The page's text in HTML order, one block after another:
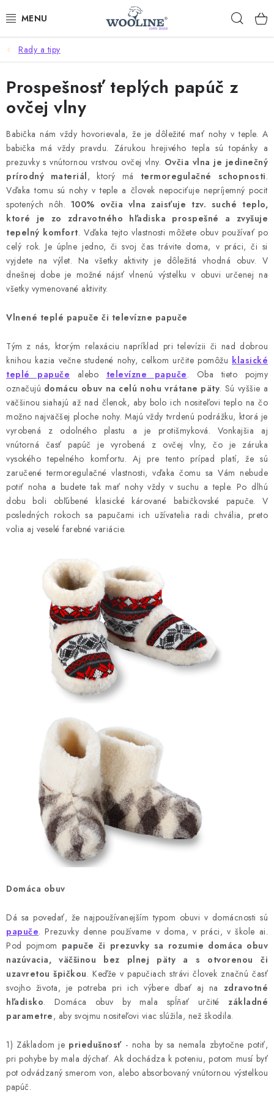
na
AKCIE
OBLEČENIE Z VLNY
OBUV
DOMOV A SPANIE
SAUNA A ZDRAVIE
ZÁHRADA
Dodanie tovaru a ceny za doručenie
Hodnotenie obchodu
Kontakty
Odmeny pre našich zákazníkov Moja objednávka
Rady a tipy
Prospešnosť teplých papúč z
ovčej vlny
Babička nám vždy hovorievala, že je dôležité mať nohy v teple. A
babička má vždy pravdu. Zárukou hrejivého tepla sú topánky a
prezuvky s vnútornou vrstvou ovčej vlny. Ovčia vlna je jedinečný
prírodný materiál, ktorý má termoregulačné schopnosti.
Vďaka tomu sú nohy v teple a človek nepociťuje nepríjemný pocit
spotených nôh. 100% ovčia vlna zaisťuje tzv. suché teplo,
ktoré je zo zdravotného hľadiska prospešné a zvyšuje
tepelný komfort. Vďaka tejto vlastnosti môžete obuv používať po
celý rok. Je úplne jedno, či svoj čas trávite doma, v práci, či si
vyjdete na výlet. Na všetky aktivity je dôležitá vhodná obuv. V
dnešnej dobe je možné nájsť vlnenú výstelku v obuvi určenej na
všetky vymenované aktivity.
Vlnené teplé papuče či televízne papuče
Tým z nás, ktorým relaxáciu napríklad pri televízii či nad dobrou
knihou kazia večne studené nohy, celkom určite pomôžu klasické
teplé papuče alebo televízne papuče. Oba tieto pojmy
označujú domácu obuv na celú nohu vrátane päty. Sú vyššie a
väčšinou siahajú až nad členok, aby bolo ich nositeľovi teplo na čo
možno najväčšej ploche nohy. Majú vždy tvrdenú podrážku, ktorá je
vyrobená z odolného plastu a je protišmyková. Vonkajšia aj
vnútorná časť papúč je vyrobená z ovčej vlny, čo je záruka
vysokého tepelného komfortu. Aj pre tento prípad platí, že sú
zaručené termoregulačné vlastnosti, vďaka čomu sa Vám nebude
potiť noha a budete tak mať nohy vždy v suchu a teple. Po dlhú
dobu boli obľúbené klasické kárované babičkovské papuče. V
posledných rokoch sa papučami ich užívatelia radi chvália, preto
volia aj veselé farebné variácie.
Domáca obuv
Dá sa povedať, že najpoužívanejším typom obuvi v domácnosti sú
papuče. Prezuvky denne používame v doma, v práci, v škole ai.
Pod pojmom papuče či prezuvky sa rozumie domáca obuv
nazúvacia, väčšinou bez plnej päty a s otvorenou či
uzavretou špičkou. Keďže v papučiach strávi človek značnú časť
svojho života, je potreba pri ich výbere dbať aj na zdravotné
hľadisko. Domáca obuv by mala spĺňať určité základné
parametre, aby svojmu nositeľovi viac slúžila, než škodila.
1) Základom je priedušnosť- noha by sa nemala zbytočne potiť,
pri pohybe by mala dýchať. Ak dochádza k poteniu, potom musí byť
pot odvádzaný smerom von, alebo absorbovaný vnútornou výstelkou
papúč.